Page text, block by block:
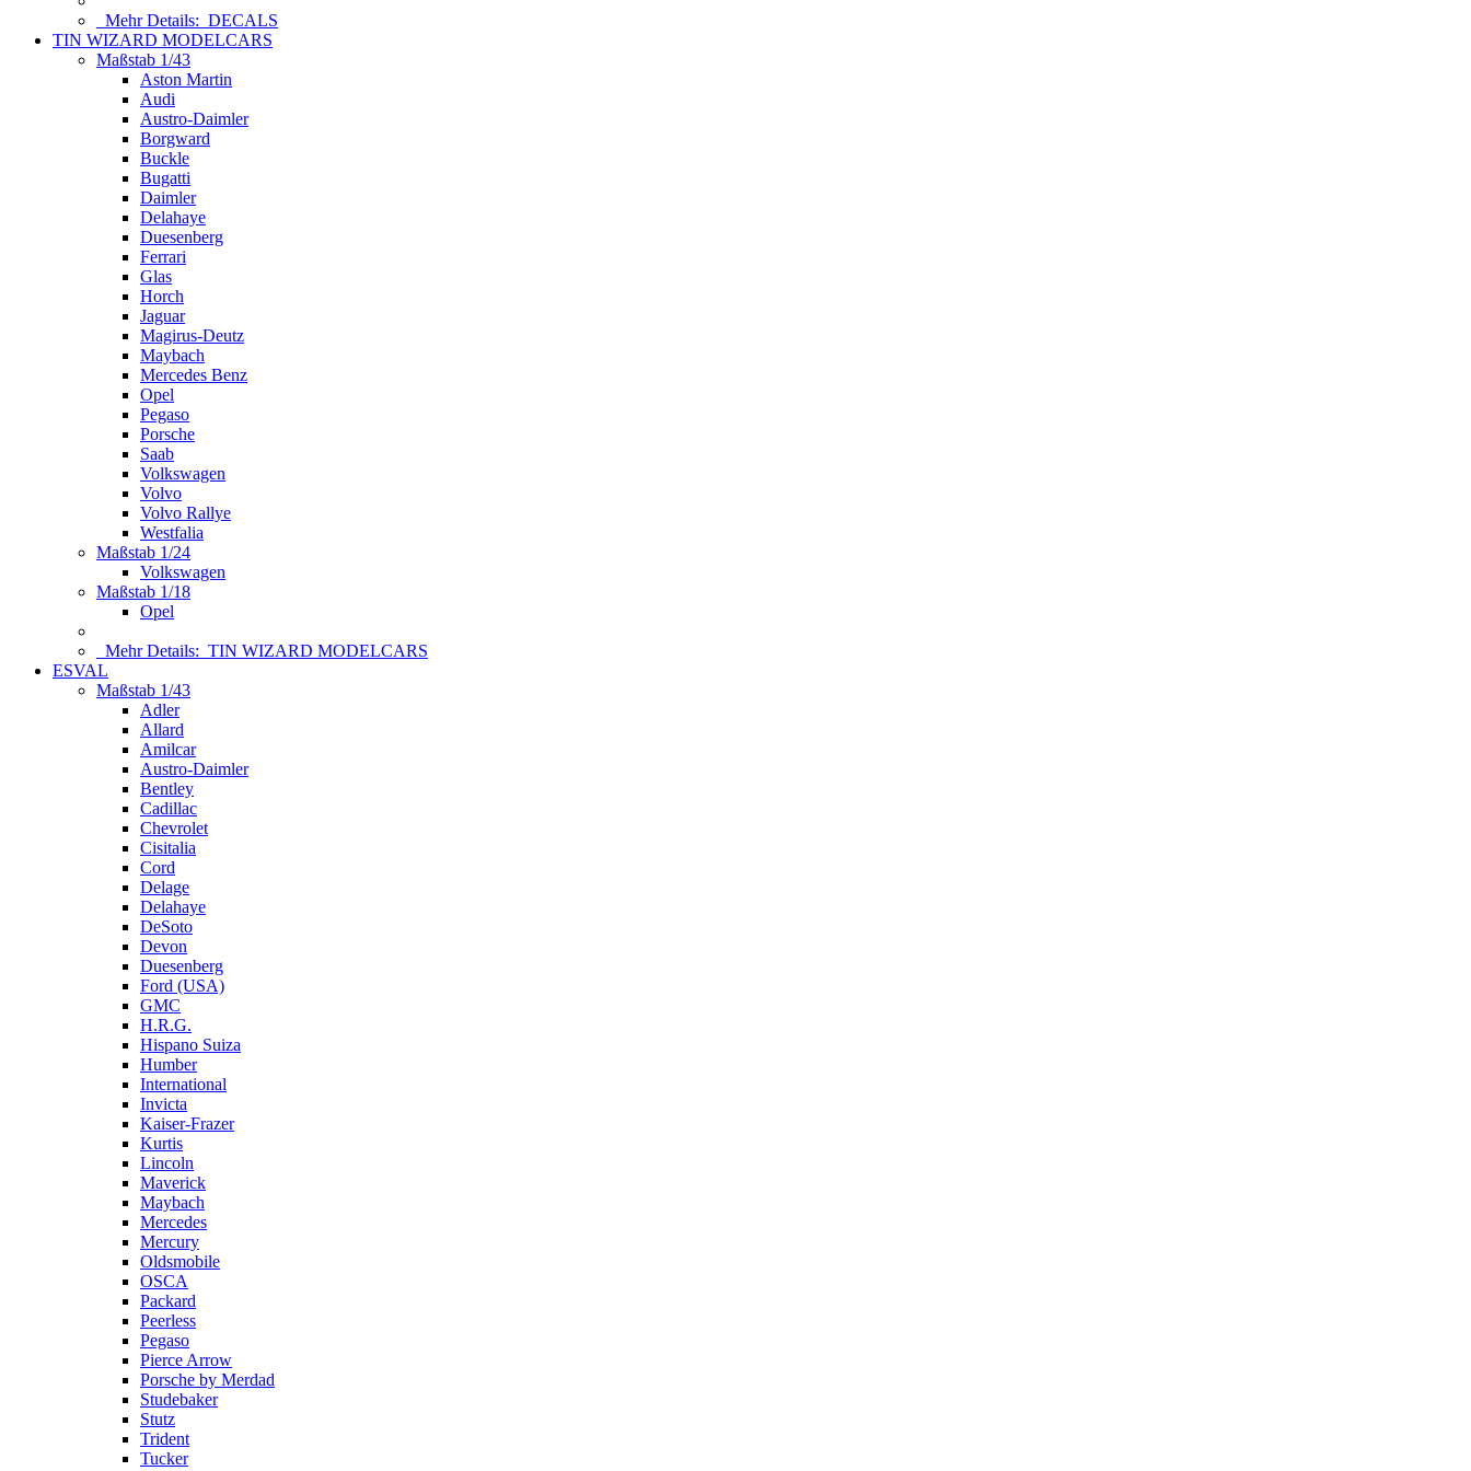
Mehr Details: DECALS
TIN WIZARD MODELCARS
Maßstab 1/43
Aston Martin
Audi
Austro-Daimler
Borgward
Buckle
Bugatti
Daimler
Delahaye
Duesenberg
Ferrari
Glas
Horch
Jaguar
Magirus-Deutz
Maybach
Mercedes Benz
Opel
Pegaso
Porsche
Saab
Volkswagen
Volvo
Volvo Rallye
Westfalia
Maßstab 1/24
Volkswagen
Maßstab 1/18
Opel
Mehr Details: TIN WIZARD MODELCARS
ESVAL
Maßstab 1/43
Adler
Allard
Amilcar
Austro-Daimler
Bentley
Cadillac
Chevrolet
Cisitalia
Cord
Delage
Delahaye
DeSoto
Devon
Duesenberg
Ford (USA)
GMC
H.R.G.
Hispano Suiza
Humber
International
Invicta
Kaiser-Frazer
Kurtis
Lincoln
Maverick
Maybach
Mercedes
Mercury
Oldsmobile
OSCA
Packard
Peerless
Pegaso
Pierce Arrow
Porsche by Merdad
Studebaker
Stutz
Trident
Tucker